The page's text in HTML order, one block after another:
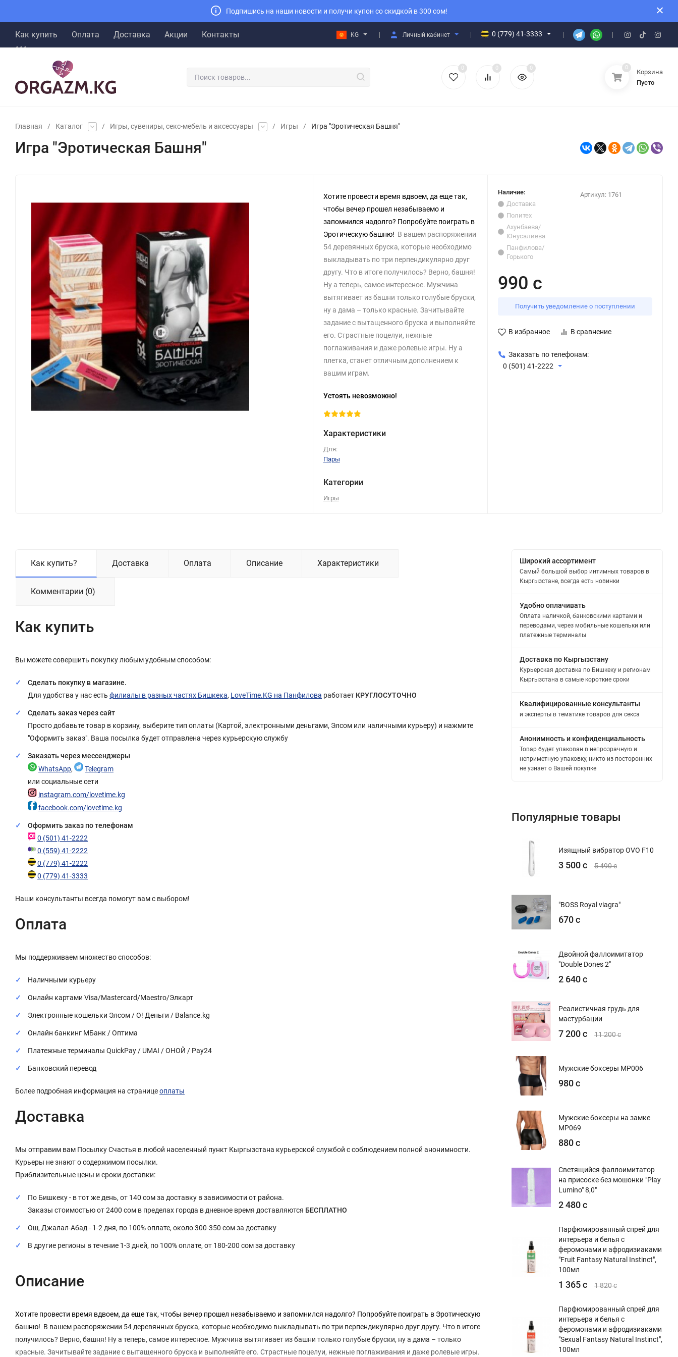
Подпишись на наши новости и получи купон со скидкой в 300 сом!
Как купить Оплата Доставка Акции Контакты KG Личный кабинет 0 (779) 41-3333
0 0 0 0
Корзина
Пусто
Главная / Каталог / Игры, сувениры, секс-мебель и аксессуары / Игры / Игра "Эротическая Башня"
Игра "Эротическая Башня"
Хотите провести время вдвоем, да еще так,
чтобы вечер прошел незабываемо и
запомнился надолго? Попробуйте поиграть в
Эротическую башню! В вашем распоряжении
54 деревянных бруска, которые необходимо
выкладывать по три перпендикулярно друг
другу. Что в итоге получилось? Верно, башня!
Ну а теперь, самое интересное. Мужчина
вытягивает из башни только голубые бруски,
ну а дама – только красные. Зачитывайте
задание с вытащенного бруска и выполняйте
его. Страстные поцелуи, нежные
поглаживания и даже ролевые игры. Ну а
плетка, станет отличным дополнением к
вашим играм.
Устоять невозможно!
Характеристики
Для:
Пары
Категории
Игры
Наличие:
Доставка
Политех
Ахунбаева/
Юнусалиева
Панфилова/
Горького
Артикул: 1761
990 с
Получить уведомление о поступлении
В избранное В сравнение
Заказать по телефонам:
0 (501) 41-2222
Как купить? Доставка Оплата Описание Характеристики
Комментарии (0)
Как купить
Вы можете совершить покупку любым удобным способом:
Сделать покупку в магазине.
Для удобства у нас есть филиалы в разных частях Бишкека, LoveTime.KG на Панфилова работает КРУГЛОСУТОЧНО
Сделать заказ через сайт
Просто добавьте товар в корзину, выберите тип оплаты (Картой, электронными деньгами, Элсом или наличными курьеру) и нажмите
"Оформить заказ". Ваша посылка будет отправлена через курьерскую службу
Заказать через мессенджеры
WhatsApp,
Telegram
или социальные сети
instagram.com/lovetime.kg
facebook.com/lovetime.kg
Оформить заказ по телефонам
0 (501) 41-2222
0 (559) 41-2222
0 (779) 41-2222
0 (779) 41-3333
Наши консультанты всегда помогут вам с выбором!
Оплата
Мы поддерживаем множество способов:
Наличными курьеру
Онлайн картами Visa/Mastercard/Maestro/Элкарт
Электронные кошельки Элсом / О! Деньги / Balance.kg
Онлайн банкинг МБанк / Оптима
Платежные терминалы QuickPay / UMAI / ОНОЙ / Pay24
Банковский перевод
Более подробная информация на страницеоплаты
Доставка
Мы отправим вам Посылку Счастья в любой населенный пункт Кыргызстана курьерской службой с соблюдением полной анонимности.
Курьеры не знают о содержимом посылки.
Приблизительные цены и сроки доставки:
По Бишкеку - в тот же день, от 140 сом за доставку в зависимости от района.
Заказы стоимостью от 2400 сом в пределах города в дневное время доставляются БЕСПЛАТНО
Ош, Джалал-Абад - 1-2 дня, по 100% оплате, около 300-350 сом за доставку
В другие регионы в течение 1-3 дней, по 100% оплате, от 180-200 сом за доставку
Описание
Хотите провести время вдвоем, да еще так, чтобы вечер прошел незабываемо и запомнился надолго? Попробуйте поиграть в Эротическую
башню! В вашем распоряжении 54 деревянных бруска, которые необходимо выкладывать по три перпендикулярно друг другу. Что в итоге
получилось? Верно, башня! Ну а теперь, самое интересное. Мужчина вытягивает из башни только голубые бруски, ну а дама – только
красные. Зачитывайте задание с вытащенного бруска и выполняйте его. Страстные поцелуи, нежные поглаживания и даже ролевые игры.
Широкий ассортимент
Самый большой выбор интимных товаров в
Кыргызстане, всегда есть новинки
Удобно оплачивать
Оплата наличкой, банковскими картами и
переводами, через мобильные кошельки или
платежные терминалы
Доставка по Кыргызстану
Курьерская доставка по Бишкеку и регионам
Кыргызстана в самые короткие сроки
Квалифицированные консультанты
и эксперты в тематике товаров для секса
Анонимность и конфиденциальность
Товар будет упакован в непрозрачную и
неприметную упаковку, никто из посторонних
не узнает о Вашей покупке
Популярные товары
Изящный вибратор OVO F10
3 500 с 5 490 с
"BOSS Royal viagra"
670 с
Двойной фаллоимитатор
"Double Dones 2"
2 640 с
Реалистичная грудь для
мастурбации
7 200 с 11 200 с
Мужские боксеры MP006
980 с
Мужские боксеры на замке
MP069
880 с
Светящийся фаллоимитатор
на присоске без мошонки "Play
Lumino" 8,0"
2 480 с
Парфюмированный спрей для
интерьера и белья с
феромонами и афродизиаками
"Fruit Fantasy Natural Instinct",
100мл
1 365 с 1 820 с
Парфюмированный спрей для
интерьера и белья с
феромонами и афродизиаками
"Sexual Fantasy Natural Instinct",
100мл